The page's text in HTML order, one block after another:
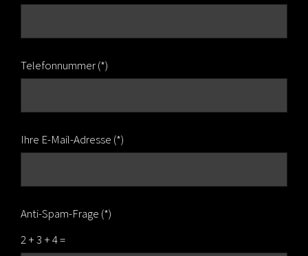
Telefonnummer (*)
Ihre E-Mail-Adresse (*)
Anti-Spam-Frage (*)
2 + 3 + 4 =